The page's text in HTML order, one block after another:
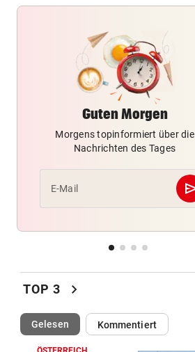
Ski-Paukenschlag: Verband
DANK ENERGIE VON BANK
Rapid: „Plan“ ging auf –
Gegner wohl fix!
STRENGES KONZEPT
Neustifter Kirtag: So soll
sicher bleiben
„KRONE“-KOMMENTAR vor 2
So treiben sie Republik und
BUNDESLIGA IM TICKER
19.30 Uhr LIVE
„KRONE“ VOR ORT
Polizeianhaltezentrum: Leiter
entkräftet Kritik
Guten Morgen
Morgens topinformiert über die
Nachrichten des Tages
E-Mail
TOP 3 chevron_right
Gelesen(ausgewählt)Kommentiert